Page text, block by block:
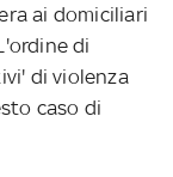
ai domiciliari
di
di violenza
caso di